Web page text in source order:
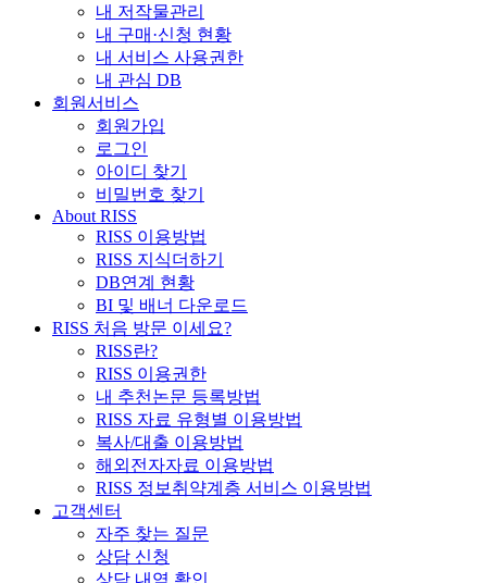
내 저작물관리
내 구매·신청 현황
내 서비스 사용권한
내 관심 DB
회원서비스
회원가입
로그인
아이디 찾기
비밀번호 찾기
About RISS
RISS 이용방법
RISS 지식더하기
DB연계 현황
BI 및 배너 다운로드
RISS 처음 방문 이세요?
RISS란?
RISS 이용권한
내 추천논문 등록방법
RISS 자료 유형별 이용방법
복사/대출 이용방법
해외전자자료 이용방법
RISS 정보취약계층 서비스 이용방법
고객센터
자주 찾는 질문
상담 신청